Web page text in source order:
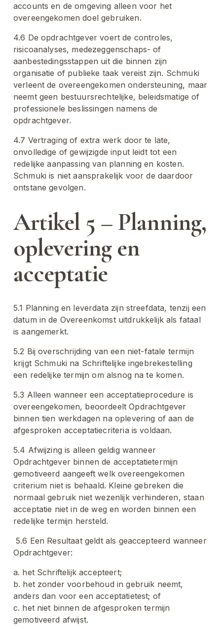
accounts en de omgeving alleen voor het
overeengekomen doel gebruiken.
4.6 De opdrachtgever voert de controles,
risicoanalyses, medezeggenschaps- of
aanbestedingsstappen uit die binnen zijn
organisatie of publieke taak vereist zijn. Schmuki
verleent de overeengekomen ondersteuning, maar
neemt geen bestuursrechtelijke, beleidsmatige of
professionele beslissingen namens de
opdrachtgever.
4.7 Vertraging of extra werk door te late,
onvolledige of gewijzigde input leidt tot een
redelijke aanpassing van planning en kosten.
Schmuki is niet aansprakelijk voor de daardoor
ontstane gevolgen.
Artikel 5 – Planning,
oplevering en
acceptatie
5.1 Planning en leverdata zijn streefdata, tenzij een
datum in de Overeenkomst uitdrukkelijk als fataal
is aangemerkt.
5.2 Bij overschrijding van een niet-fatale termijn
krijgt Schmuki na Schriftelijke ingebrekestelling
een redelijke termijn om alsnog na te komen.
5.3 Alleen wanneer een acceptatieprocedure is
overeengekomen, beoordeelt Opdrachtgever
binnen tien werkdagen na oplevering of aan de
afgesproken acceptatiecriteria is voldaan.
5.4 Afwijzing is alleen geldig wanneer
Opdrachtgever binnen de acceptatietermijn
gemotiveerd aangeeft welk overeengekomen
criterium niet is behaald. Kleine gebreken die
normaal gebruik niet wezenlijk verhinderen, staan
acceptatie niet in de weg en worden binnen een
redelijke termijn hersteld.
5.6 Een Resultaat geldt als geaccepteerd wanneer
Opdrachtgever:
a. het Schriftelijk accepteert;
b. het zonder voorbehoud in gebruik neemt,
anders dan voor een acceptatietest; of
c. het niet binnen de afgesproken termijn
gemotiveerd afwijst.